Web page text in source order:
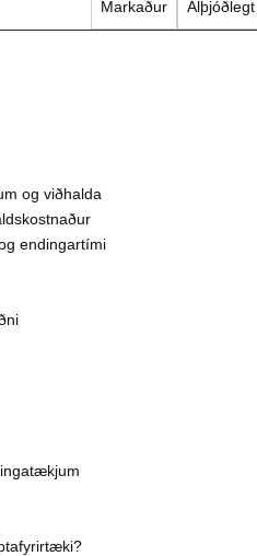
Markaður Alþjóðlegt
og viðhalda
endingartími